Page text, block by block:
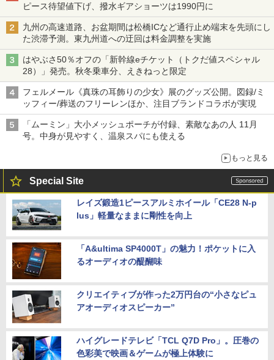
ピース待望値下げ、撥水ギアショーツは1990円に
九州の高速道路、お盆期間は松橋ICなど通行止め端末を先頭にし
た渋滞予測。東九州道への迂回は料金調整を実施
はやぶさ50％オフの「新幹線eチケット（トクだ値スペシャル
28）」発売。秋冬乗車分、えきねっと限定
フェルメール《真珠の耳飾りの少女》展のグッズ公開。図録/ミ
ッフィー/葬送のフリーレンほか、注目ブランドコラボが実現
「ムーミン」大小メッシュポーチが付録、素敵なあの人 11月
号。中身が見やすく、温泉スパにも使える
もっと見る
Special Site
レイズ鍛造1ピースアルミホイール「CE28 N-p
lus」軽量なままに剛性を向上
「A&ultima SP4000T」の魅力！ポケットに入
るオーディオの醍醐味
クリエイティブが作った2万円台の“小さなピュ
アオーディオスピーカー”
ハイグレードテレビ「TCL Q7D Pro」。圧巻の
色彩美で映画＆ゲームが極上体験に